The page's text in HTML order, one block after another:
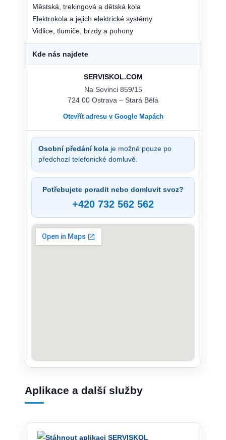
Městská, trekingová a dětská kola
Elektrokola a jejich elektrické systémy
Vidlice, tlumiče, brzdy a pohony
Kde nás najdete
SERVISKOL.COM
Na Sovinci 859/15
724 00 Ostrava – Stará Bělá
Otevřít adresu v Google Mapách
Osobní předání kola je možné pouze po
předchozí telefonické domluvě.
Potřebujete poradit nebo domluvit svoz?
+420 732 562 562
Aplikace a další služby